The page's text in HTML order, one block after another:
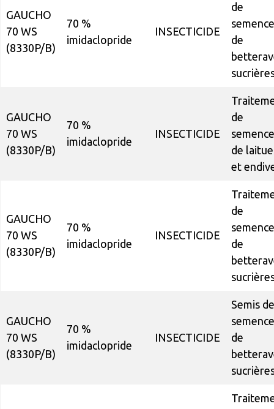
GAUCHO
70 WS
(8330P/B)
70 %
imidaclopride
INSECTICIDE
de
de
GAUCHO
70 WS
(8330P/B)
70 %
imidaclopride
INSECTICIDE
de
de
et
GAUCHO
70 WS
(8330P/B)
70 %
imidaclopride
INSECTICIDE
de
de
GAUCHO
70 WS
(8330P/B)
70 %
imidaclopride
INSECTICIDE
Semis de
de